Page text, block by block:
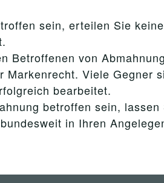
sein, erteilen Sie
Betroffenen von
Markenrecht. Viele
bearbeitet.
betroffen sein,
in Ihren